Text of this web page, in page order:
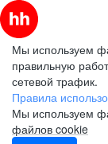
Мы используем
правильную
сетевой трафик.
Правила
Мы используем
файлов cookie